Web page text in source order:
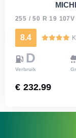
255 / 50 R 19 107V
8.4
D
Verbruik
€ 232.99